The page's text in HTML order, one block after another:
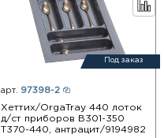
Под заказ
арт. 97398-2
Хеттих/OrgaTray 440 лоток
д/ст приборов B301-350
T370-440, антрацит/9194982